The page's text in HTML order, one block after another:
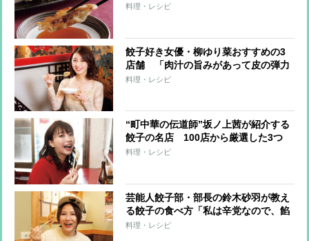
宮の老舗など3店舗をチェック
料理・レシピ
餃子好き女優・柳ゆり菜おすすめの3
店舗 「肉汁の旨みがあって皮の弾力
もすごい」中国由来の「蒸し餃子」も
料理・レシピ
“町中華の伝道師”坂ノ上茜が紹介する
餃子の名店 100店から厳選した3つ
は？
料理・レシピ
芸能人餃子部・部長の鈴木砂羽が教え
る餃子の食べ方「私は辛党なので、餡
の味がしっかりしていれば“酢ラー
料理・レシピ